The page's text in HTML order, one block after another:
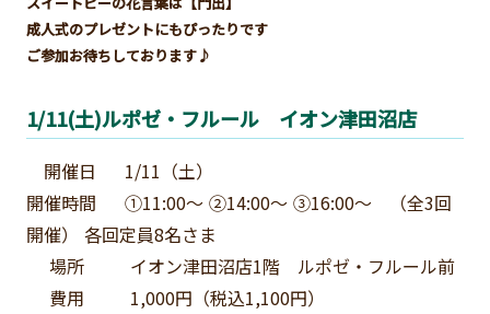
成人式のプレゼントにもぴったりです
ご参加お待ちしております♪
1/11(土)ルポゼ・フルール イオン津田沼店
開催日 1/11（土）
開催時間 ①11:00～ ②14:00～ ③16:00～ （全3回
開催） 各回定員8名さま
場所 イオン津田沼店1階 ルポゼ・フルール前
費用 1,000円（税込1,100円）